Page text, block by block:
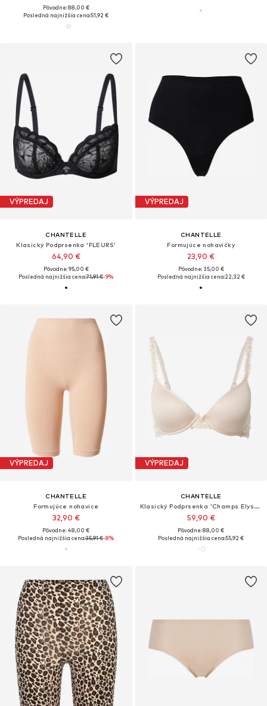
Pôvodne: 88,00 €
Posledná najnižšia cena:51,92 €
VÝPREDAJ
CHANTELLE
Klasický Podprsenka 'FLEURS'
64,90 €
Pôvodne: 95,00 €
Posledná najnižšia cena:71,91 €-9%
VÝPREDAJ
CHANTELLE
Formujúce nohavičky
23,90 €
Pôvodne: 35,00 €
Posledná najnižšia cena:22,32 €
VÝPREDAJ
CHANTELLE
Formujúce nohavice
32,90 €
Pôvodne: 48,00 €
Posledná najnižšia cena:35,91 €-8%
VÝPREDAJ
CHANTELLE
Klasický Podprsenka 'Champs Elysees'
59,90 €
Pôvodne: 88,00 €
Posledná najnižšia cena:55,92 €